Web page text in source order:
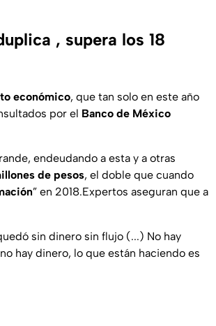
, supera los 18
económico, que tan solo en este año
por el Banco de México
endeudando a esta y a otras
de pesos, el doble que cuando
” en 2018.Expertos aseguran que a
sin dinero sin flujo (...) No hay
hay dinero, lo que están haciendo es